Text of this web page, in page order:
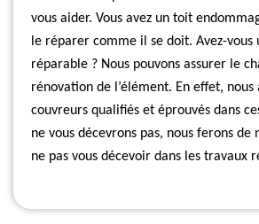
vous aider. Vous avez un toit
le réparer comme il se doit. Avez-vous
réparable ? Nous pouvons assurer le
rénovation de l’élément. En effet, nous
couvreurs qualifiés et éprouvés dans
ne vous décevrons pas, nous ferons de
ne pas vous décevoir dans les travaux